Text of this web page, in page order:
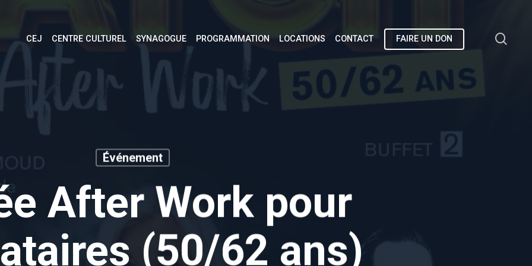
CEJ CENTRE CULTUREL SYNAGOGUE PROGRAMMATION LOCATIONS CONTACT FAIRE UN DON
Événement
After Work pour
(50/62 ans)